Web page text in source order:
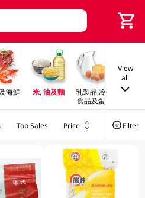
海鮮 米, 油及麵
乳製品,冷凍
食品及蛋類
早餐
View
all
Top Sales Price Filter